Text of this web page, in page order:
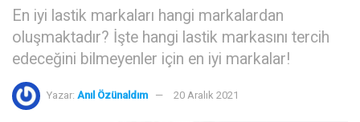
En iyi lastik markaları hangi markalardan
oluşmaktadır? İşte hangi lastik markasını tercih
edeceğini bilmeyenler için en iyi markalar!
Yazar: Anıl Özünaldım 20 Aralık 2021